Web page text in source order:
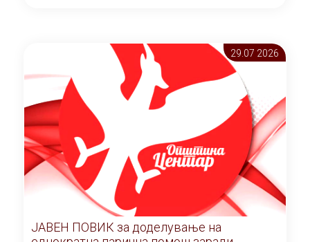
29.07 2026
ЈАВЕН ПОВИК за доделување на